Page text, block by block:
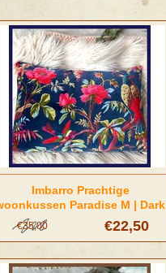
Imbarro Prachtige
Paradise M | Dark
€22,50
€35,00